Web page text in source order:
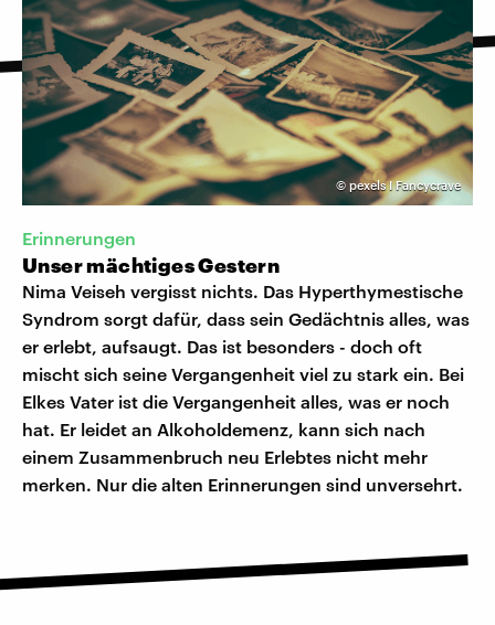
© pexels I Fancycrave
Erinnerungen
Unser mächtiges Gestern
Nima Veiseh vergisst nichts. Das Hyperthymestische
Syndrom sorgt dafür, dass sein Gedächtnis alles, was
er erlebt, aufsaugt. Das ist besonders - doch oft
mischt sich seine Vergangenheit viel zu stark ein. Bei
Elkes Vater ist die Vergangenheit alles, was er noch
hat. Er leidet an Alkoholdemenz, kann sich nach
einem Zusammenbruch neu Erlebtes nicht mehr
merken. Nur die alten Erinnerungen sind unversehrt.